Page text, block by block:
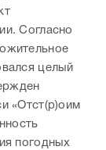
Согласно
целый
«Отст(р)оим
погодных